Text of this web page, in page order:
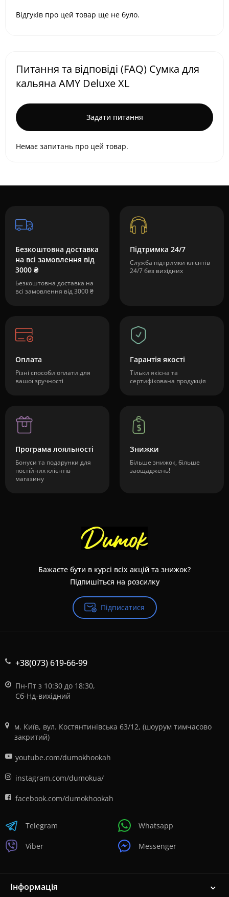
Відгуків про цей товар ще не було.
Питання та відповіді (FAQ) Сумка для
кальяна AMY Deluxe XL
Задати питання
Немає запитань про цей товар.
Безкоштовна доставка
на всі замовлення від
3000 ₴
Безкоштовна доставка на
всі замовлення від 3000 ₴
Підтримка 24/7
Служба підтримки клієнтів
24/7 без вихідних
Оплата
Різні способи оплати для
вашої зручності
Гарантія якості
Тільки якісна та
сертифікована продукція
Програма лояльності
Бонуси та подарунки для
постійних клієнтів
магазину
Знижки
Більше знижок, більше
заощаджень!
Бажаєте бути в курсі всіх акцій та знижок?
Підпишіться на розсилку
Підписатися
+38(073) 619-66-99
Пн-Пт з 10:30 до 18:30,
Сб-Нд-вихідний
м. Київ, вул. Костянтинівська 63/12, (шоурум тимчасово
закритий)
youtube.com/dumokhookah
instagram.com/dumokua/
facebook.com/dumokhookah
Telegram
Viber
Whatsapp
Messenger
Інформація